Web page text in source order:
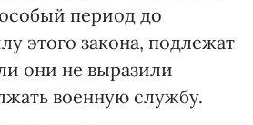
период до
этого закона, подлежат
они не выразили
военную службу.